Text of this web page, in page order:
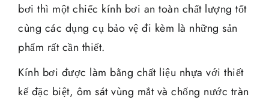
bơi thì một chiếc kính bơi an toàn chất lượng tốt
cùng các dụng cụ bảo vệ đi kèm là những sản
phẩm rất cần thiết.
Kính bơi được làm bằng chất liệu nhựa với thiết
kế đặc biệt, ôm sát vùng mắt và chống nước tràn